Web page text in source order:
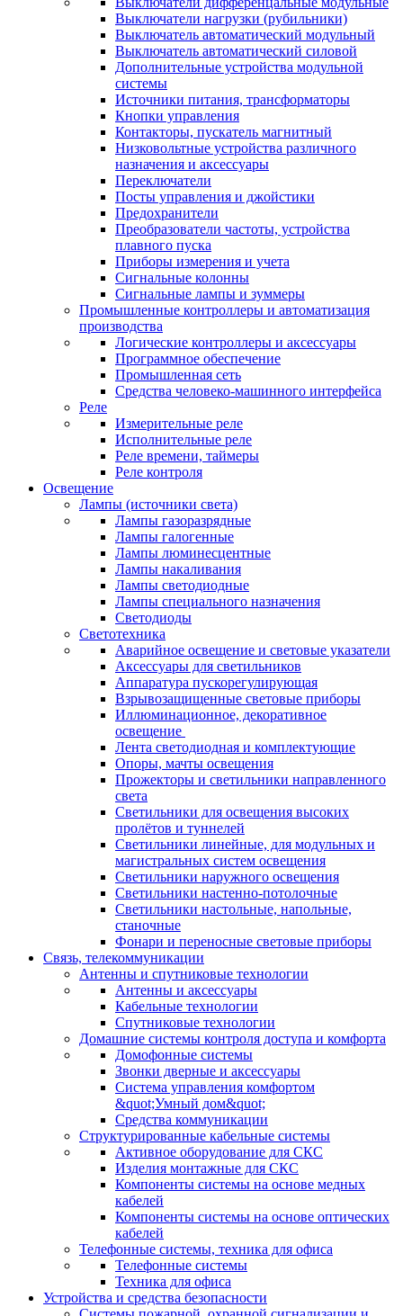
Выключатели нагрузки (рубильники)
Выключатель автоматический модульный
Выключатель автоматический силовой
Дополнительные устройства модульной
системы
Источники питания, трансформаторы
Кнопки управления
Контакторы, пускатель магнитный
Низковольтные устройства различного
назначения и аксессуары
Переключатели
Посты управления и джойстики
Предохранители
Преобразователи частоты, устройства
плавного пуска
Приборы измерения и учета
Сигнальные колонны
Сигнальные лампы и зуммеры
Промышленные контроллеры и автоматизация
производства
Логические контроллеры и аксессуары
Программное обеспечение
Промышленная сеть
Средства человеко-машинного интерфейса
Реле
Измерительные реле
Исполнительные реле
Реле времени, таймеры
Реле контроля
Освещение
Лампы (источники света)
Лампы газоразрядные
Лампы галогенные
Лампы люминесцентные
Лампы накаливания
Лампы светодиодные
Лампы специального назначения
Светодиоды
Светотехника
Аварийное освещение и световые указатели
Аксессуары для светильников
Аппаратура пускорегулирующая
Взрывозащищенные световые приборы
Иллюминационное, декоративное
освещение
Лента светодиодная и комплектующие
Опоры, мачты освещения
Прожекторы и светильники направленного
света
Светильники для освещения высоких
пролётов и туннелей
Светильники линейные, для модульных и
магистральных систем освещения
Светильники наружного освещения
Светильники настенно-потолочные
Светильники настольные, напольные,
станочные
Фонари и переносные световые приборы
Связь, телекоммуникации
Антенны и спутниковые технологии
Антенны и аксессуары
Кабельные технологии
Спутниковые технологии
Домашние системы контроля доступа и комфорта
Домофонные системы
Звонки дверные и аксессуары
Система управления комфортом
&quot;Умный дом&quot;
Средства коммуникации
Структурированные кабельные системы
Активное оборудование для СКС
Изделия монтажные для СКС
Компоненты системы на основе медных
кабелей
Компоненты системы на основе оптических
кабелей
Телефонные системы, техника для офиса
Телефонные системы
Техника для офиса
Устройства и средства безопасности